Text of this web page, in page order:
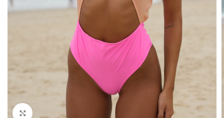
Haga Click para agrandar